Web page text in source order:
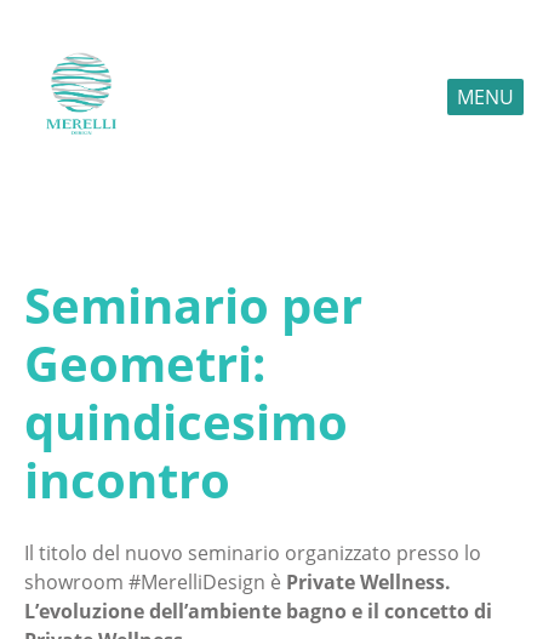
MENU
Seminario per
Geometri:
quindicesimo
incontro
Il titolo del nuovo seminario organizzato presso lo
showroom #MerelliDesign è Private Wellness.
L’evoluzione dell’ambiente bagno e il concetto di